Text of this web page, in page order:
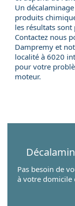
Un
produits
les résultats
Contactez nous
Dampremy et
localité à 6020
pour votre
moteur.
Pas besoin de
à votre domicile